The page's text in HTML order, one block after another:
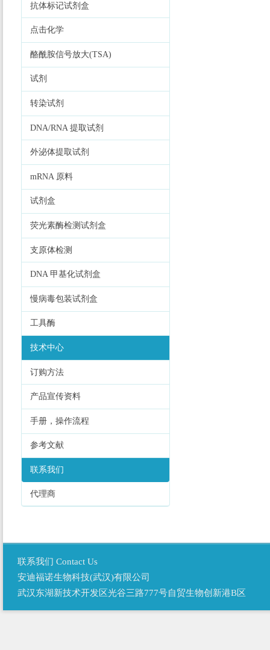
抗体标记试剂盒
点击化学
酪酰胺信号放大(TSA)
试剂
转染试剂
DNA/RNA 提取试剂
外泌体提取试剂
mRNA 原料
试剂盒
荧光素酶检测试剂盒
支原体检测
DNA 甲基化试剂盒
慢病毒包装试剂盒
工具酶
技术中心
订购方法
产品宣传资料
手册，操作流程
参考文献
联系我们
代理商
联系我们 Contact Us
安迪福诺生物科技(武汉)有限公司
武汉东湖新技术开发区光谷三路777号自贸生物创新港B区